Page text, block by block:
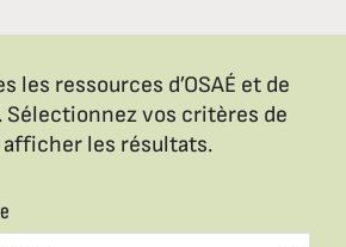
les ressources d’OSAÉ et de
Sélectionnez vos critères de
les résultats.